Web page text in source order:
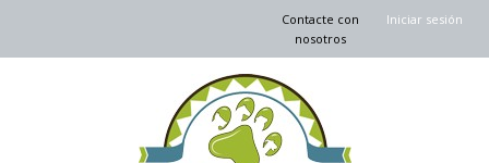
Iniciar sesión
Contacte con
nosotros